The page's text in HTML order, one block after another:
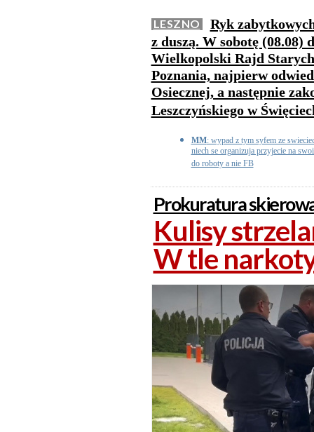
LESZNO
Ryk
z duszą. W sobotę (08.08)
Wielkopolski Rajd
Poznania, najpierw
Osiecznej, a następnie
Leszczyńskiego w
MM: wypad z tym syfem ze
niech se organizuja przyjecie na
do roboty a nie FB
Prokuratura
Kulisy
W tle